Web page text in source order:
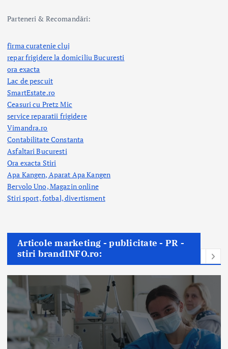
Parteneri & Recomandări:
firma curatenie cluj
repar frigidere la domiciliu Bucuresti
ora exacta
Lac de pescuit
SmartEstate.ro
Ceasuri cu Pretz Mic
service reparatii frigidere
Vimandra.ro
Contabilitate Constanta
Asfaltari Bucuresti
Ora exacta Stiri
Apa Kangen, Aparat Apa Kangen
Bervolo Uno, Magazin online
Stiri sport, fotbal,divertisment
Articole marketing - publicitate - PR -
stiri brandINFO.ro: